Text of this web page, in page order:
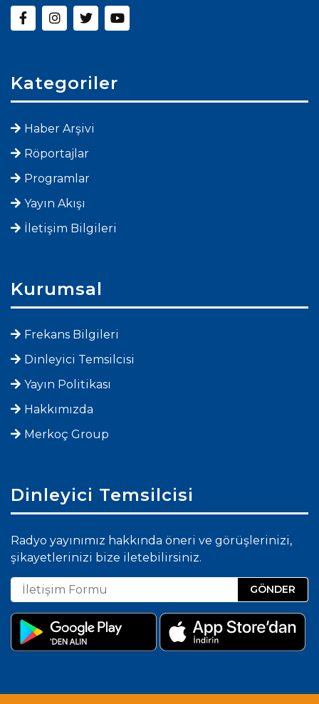
Kategoriler
Haber Arşivi
Röportajlar
Programlar
Yayın Akışı
İletişim Bilgileri
Kurumsal
Frekans Bilgileri
Dinleyici Temsilcisi
Yayın Politikası
Hakkımızda
Merkoç Group
Dinleyici Temsilcisi
Radyo yayınımız hakkında öneri ve görüşlerinizi,
şikayetlerinizi bize iletebilirsiniz.
GÖNDER